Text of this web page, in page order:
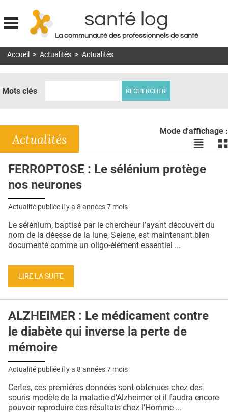
Jump to navigation
santé log
La communauté des professionnels de santé
MON COMPTE
DOSSIERS
RÉSEAUX
E-REVUE SAD
QUI SOMMES-NOUS ?
CONDITIONS GÉNÉRALES
CRÉDITS
Accueil > Actualités > Actualités
Mots clés
Mode d'affichage :
Voir
les
en
les
Actualités
FERROPTOSE : Le sélénium protège
nos neurones
Actualité publiée il y a 8 années 7 mois
Le sélénium, baptisé par le chercheur l’ayant découvert du
nom de la déesse de la lune, Selene, est maintenant bien
documenté comme un oligo-élément essentiel ...
LIRE LA SUITE
ALZHEIMER : Le médicament contre
le diabète qui inverse la perte de
mémoire
Actualité publiée il y a 8 années 7 mois
Certes, ces premières données sont obtenues chez des
souris modèle de la maladie d'Alzheimer et il faudra encore
pouvoir reproduire ces résultats chez l’Homme ...